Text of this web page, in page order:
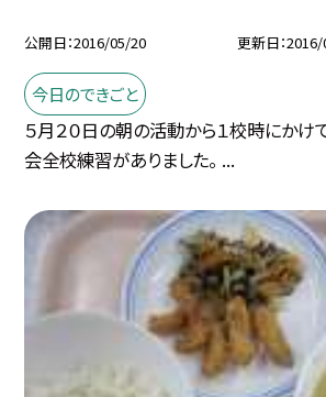
公開日 2016/05/20 更新日
今日のできごと
５月２０日の朝の活動から１校時にかけ
会全校練習がありました。 ...